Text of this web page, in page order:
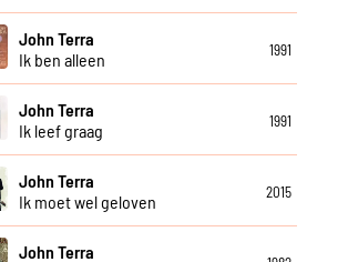
John Terra
Ik ben alleen
1991
John Terra
Ik leef graag
1991
John Terra
Ik moet wel geloven
2015
John Terra